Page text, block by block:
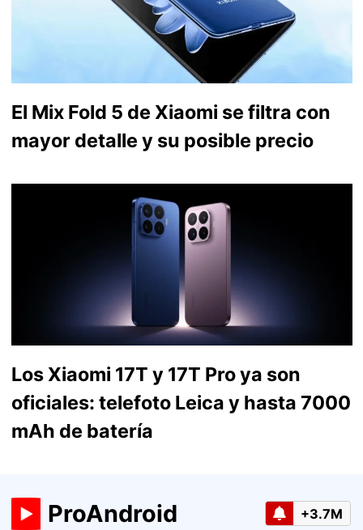
El Mix Fold 5 de Xiaomi se filtra con
mayor detalle y su posible precio
Los Xiaomi 17T y 17T Pro ya son
oficiales: telefoto Leica y hasta 7000
mAh de batería
ProAndroid +3.7M